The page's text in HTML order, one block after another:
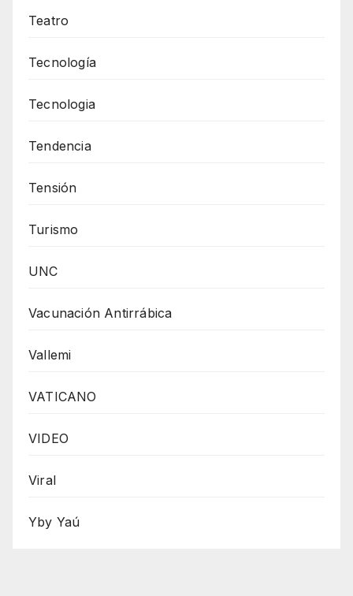
Teatro
Tecnología
Tecnologia
Tendencia
Tensión
Turismo
UNC
Vacunación Antirrábica
Vallemi
VATICANO
VIDEO
Viral
Yby Yaú